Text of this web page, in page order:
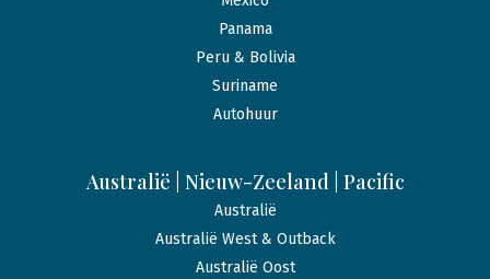
Panama
Peru & Bolivia
Suriname
Autohuur
Australië | Nieuw-Zeeland | Pacific
Australië
Australië West & Outback
Australië Oost